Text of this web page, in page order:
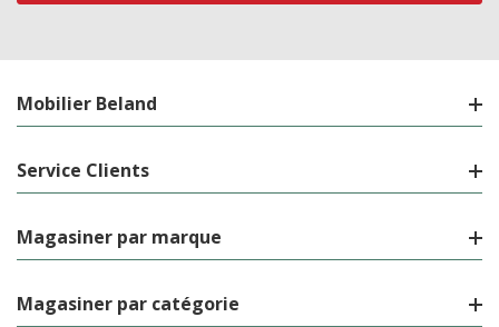
Mobilier Beland
Service Clients
Magasiner par marque
Magasiner par catégorie